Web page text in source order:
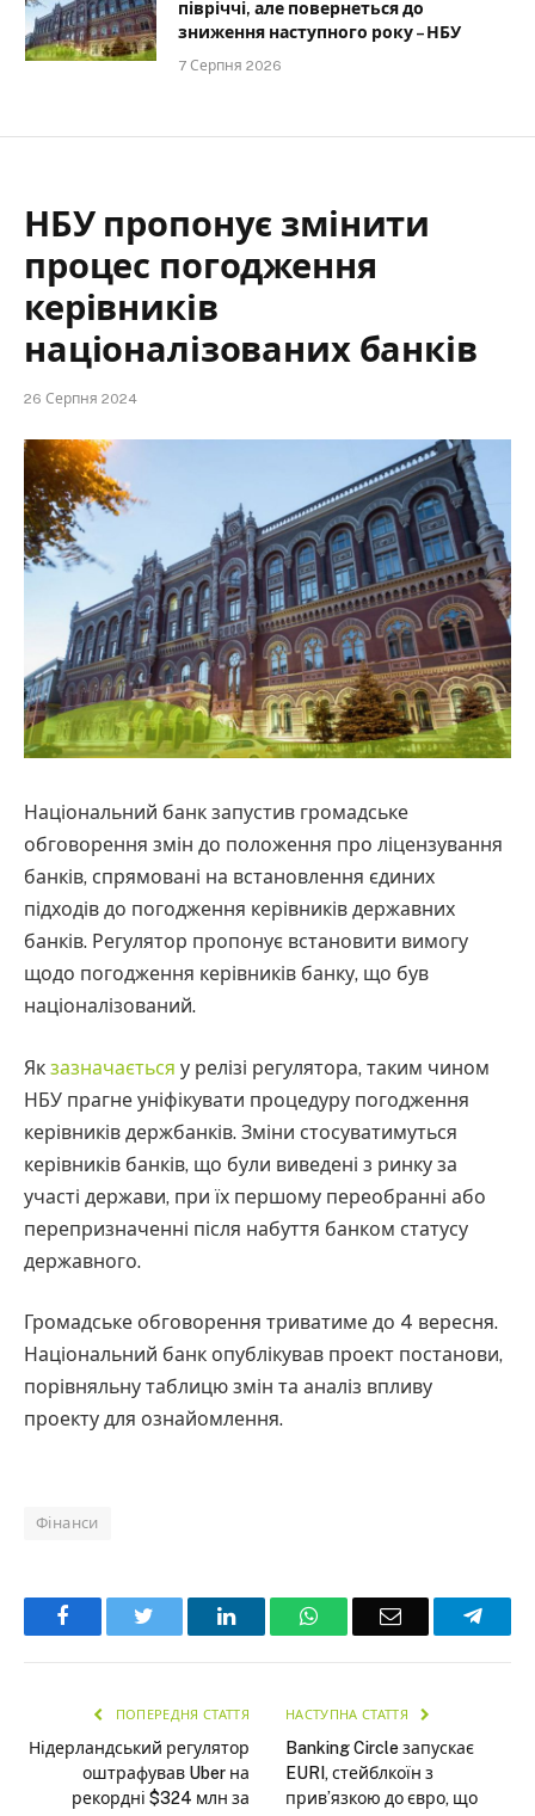
півріччі, але повернеться до
зниження наступного року – НБУ
7 Серпня 2026
НБУ пропонує змінити
процес погодження
керівників
націоналізованих банків
26 Серпня 2024
Національний банк запустив громадське
обговорення змін до положення про ліцензування
банків, спрямовані на встановлення єдиних
підходів до погодження керівників державних
банків. Регулятор пропонує встановити вимогу
щодо погодження керівників банку, що був
націоналізований.
Як зазначається у релізі регулятора, таким чином
НБУ прагне уніфікувати процедуру погодження
керівників держбанків. Зміни стосуватимуться
керівників банків, що були виведені з ринку за
участі держави, при їх першому переобранні або
перепризначенні після набуття банком статусу
державного.
Громадське обговорення триватиме до 4 вересня.
Національний банк опублікував проект постанови,
порівняльну таблицю змін та аналіз впливу
проекту для ознайомлення.
Фінанси
Facebook LinkedInWhatsAppEmail
ПОПЕРЕДНЯ СТАТТЯ
Нідерландський регулятор
оштрафував Uber на
рекордні $324 млн за
НАСТУПНА СТАТТЯ
Banking Circle запускає
EURI, стейблкоїн з
прив’язкою до євро, що